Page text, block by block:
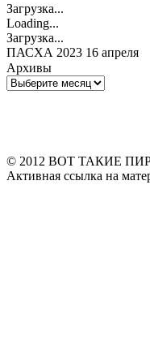
Загрузка...
Loading...
Загрузка...
ПАСХА 2023 16 апреля
Архивы
Архивы
© 2012 ВОТ ТАКИЕ
Активная ссылка на